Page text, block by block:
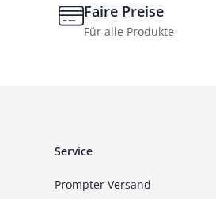
Faire Preise
Für alle Produkte
Service
Prompter Versand